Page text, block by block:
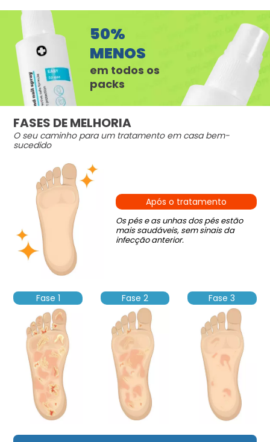
50%
MENOS
em todos os
packs
FASES DE MELHORIA
O seu caminho para um tratamento em casa bem-
sucedido
Após o tratamento
Os pés e as unhas dos pés estão
mais saudáveis, sem sinais da
infecção anterior.
Fase 1 Fase 2 Fase 3